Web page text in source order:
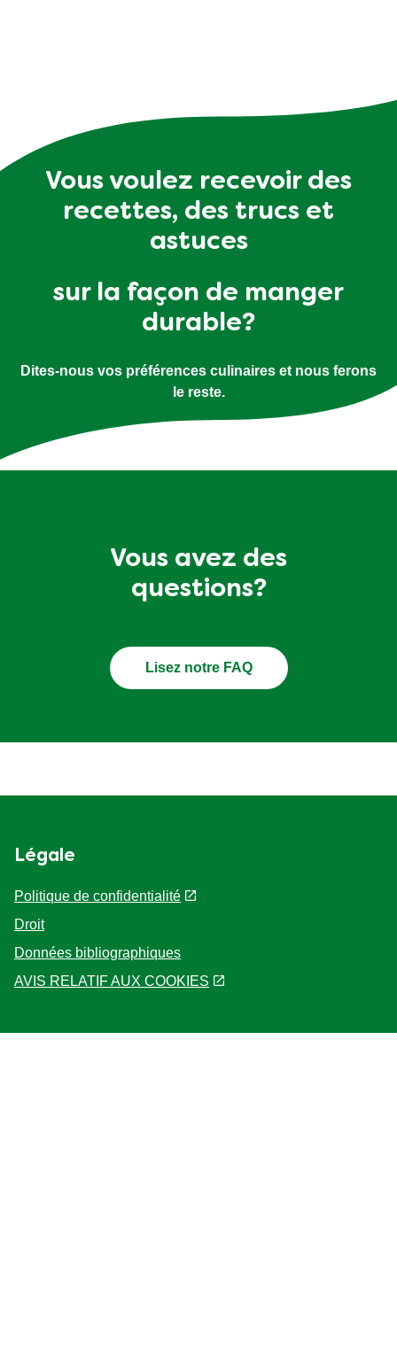
Vous voulez recevoir des
recettes, des trucs et
astuces
sur la façon de manger
durable?
Dites-nous vos préférences culinaires et nous ferons
le reste.
Vous avez des
questions?
Lisez notre FAQ
Légale
Politique de confidentialité
Droit
Données bibliographiques
AVIS RELATIF AUX COOKIES